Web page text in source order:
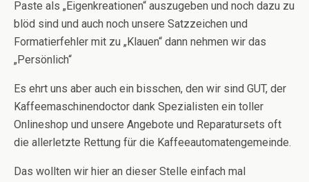
Paste als „Eigenkreationen“ auszugeben und noch dazu zu
blöd sind und auch noch unsere Satzzeichen und
Formatierfehler mit zu „Klauen“ dann nehmen wir das
„Persönlich“
Es ehrt uns aber auch ein bisschen, den wir sind GUT, der
Kaffeemaschinendoctor dank Spezialisten ein toller
Onlineshop und unsere Angebote und Reparatursets oft
die allerletzte Rettung für die Kaffeeautomatengemeinde.
Das wollten wir hier an dieser Stelle einfach mal